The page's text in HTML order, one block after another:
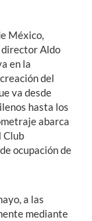
México,
director Aldo
en la
del
va desde
hasta los
abarca
Club
ocupación de
a las
mediante